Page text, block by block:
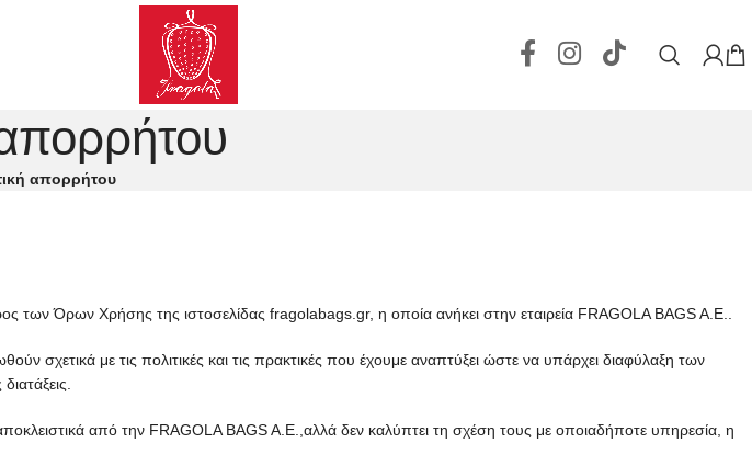
απορρήτου
Όρων Χρήσης της ιστοσελίδας fragolabags.gr, η οποία ανήκει στην εταιρεία FRAGOLA BAGS A.E..
σχετικά με τις πολιτικές και τις πρακτικές που έχουμε αναπτύξει ώστε να υπάρχει διαφύλαξη των
από την FRAGOLA BAGS A.E.,αλλά δεν καλύπτει τη σχέση τους με οποιαδήποτε υπηρεσία, η